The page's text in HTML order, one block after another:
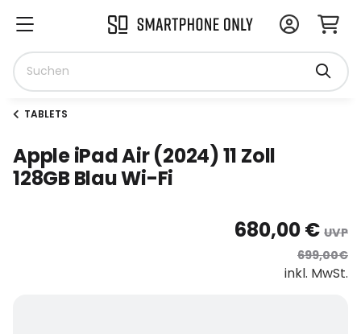
TABLETS
Apple iPad Air (2024) 11 Zoll
128GB Blau Wi-Fi
680,00 € UVP
699,00€
inkl. MwSt.